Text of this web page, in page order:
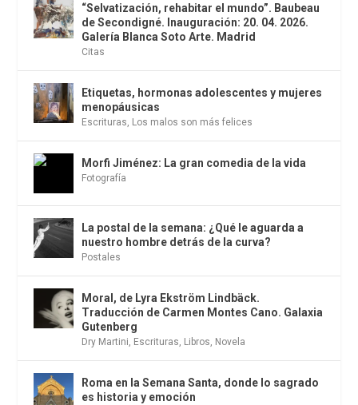
“Selvatización, rehabitar el mundo”. Baubeau
de Secondigné. Inauguración: 20. 04. 2026.
Galería Blanca Soto Arte. Madrid
Citas
Etiquetas, hormonas adolescentes y mujeres
menopáusicas
Escrituras, Los malos son más felices
Morfi Jiménez: La gran comedia de la vida
Fotografía
La postal de la semana: ¿Qué le aguarda a
nuestro hombre detrás de la curva?
Postales
Moral, de Lyra Ekström Lindbäck.
Traducción de Carmen Montes Cano. Galaxia
Gutenberg
Dry Martini, Escrituras, Libros, Novela
Roma en la Semana Santa, donde lo sagrado
es historia y emoción